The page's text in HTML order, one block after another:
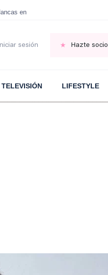
en las VENTANAS
Iniciar sesión Hazte socio
TELEVISIÓN LIFESTYLE